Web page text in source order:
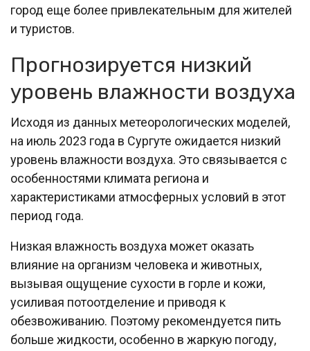
город еще более привлекательным для жителей
и туристов.
Прогнозируется низкий
уровень влажности воздуха
Исходя из данных метеорологических моделей,
на июль 2023 года в Сургуте ожидается низкий
уровень влажности воздуха. Это связывается с
особенностями климата региона и
характеристиками атмосферных условий в этот
период года.
Низкая влажность воздуха может оказать
влияние на организм человека и животных,
вызывая ощущение сухости в горле и кожи,
усиливая потоотделение и приводя к
обезвоживанию. Поэтому рекомендуется пить
больше жидкости, особенно в жаркую погоду,